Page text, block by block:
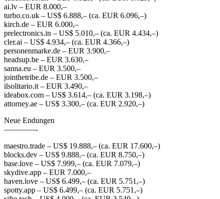
ai.lv – EUR 8.000,–
turbo.co.uk – US$ 6.888,– (ca. EUR 6.096,–)
kirch.de – EUR 6.000,–
prelectronics.in – US$ 5.010,– (ca. EUR 4.434,–)
cler.ai – US$ 4.934,– (ca. EUR 4.366,–)
personenmarke.de – EUR 3.900,–
headsup.be – EUR 3.630,–
sanna.eu – EUR 3.500,–
jointhetribe.de – EUR 3.500,–
ilsolitario.it – EUR 3.490,–
ideabox.com – US$ 3.614,– (ca. EUR 3.198,–)
attorney.ae – US$ 3.300,– (ca. EUR 2.920,–)
Neue Endungen
————-
maestro.trade – US$ 19.888,– (ca. EUR 17.600,–)
blocks.dev – US$ 9.888,– (ca. EUR 8.750,–)
base.love – US$ 7.999,– (ca. EUR 7.079,–)
skydive.app – EUR 7.000,–
haven.love – US$ 6.499,– (ca. EUR 5.751,–)
spotty.app – US$ 6.499,– (ca. EUR 5.751,–)